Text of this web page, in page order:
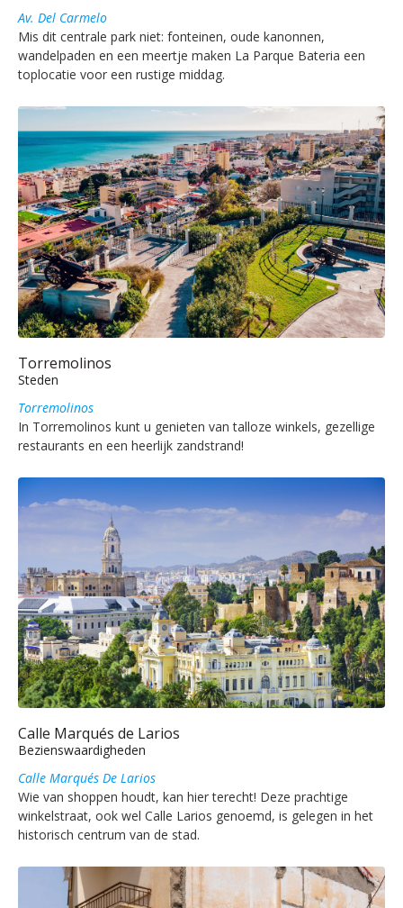
Av. Del Carmelo
Mis dit centrale park niet: fonteinen, oude kanonnen,
wandelpaden en een meertje maken La Parque Bateria een
toplocatie voor een rustige middag.
Torremolinos
Steden
Torremolinos
In Torremolinos kunt u genieten van talloze winkels, gezellige
restaurants en een heerlijk zandstrand!
Calle Marqués de Larios
Bezienswaardigheden
Calle Marqués De Larios
Wie van shoppen houdt, kan hier terecht! Deze prachtige
winkelstraat, ook wel Calle Larios genoemd, is gelegen in het
historisch centrum van de stad.